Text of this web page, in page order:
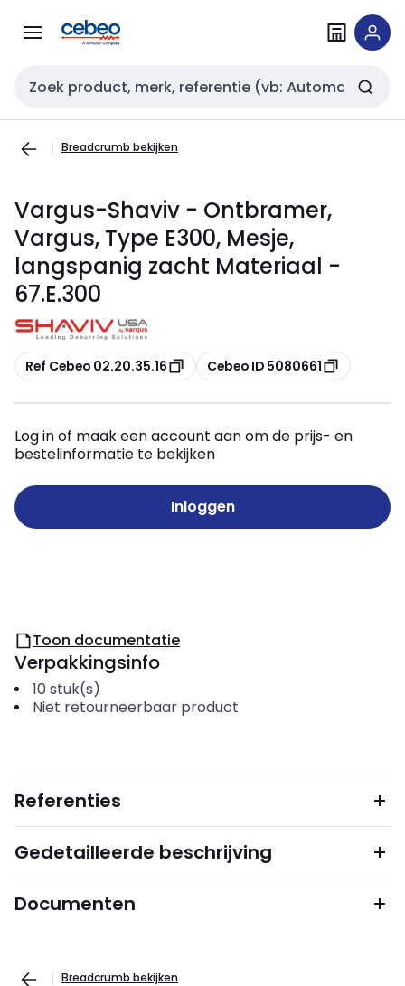
naar
naar
Zoekveld invoer
Breadcrumb bekijken
Vargus-Shaviv - Ontbramer,
Vargus, Type E300, Mesje,
langspanig zacht Materiaal -
67.E.300
Kopiëren
Ref Cebeo 02.20.35.16 Kopiëren
Cebeo ID 5080661
Log in of maak een account aan om de prijs- en
bestelinformatie te bekijken
Inloggen
Toon documentatie
Verpakkingsinfo
10 stuk(s)
Niet retourneerbaar product
Referenties
Gedetailleerde beschrijving
Documenten
Breadcrumb bekijken